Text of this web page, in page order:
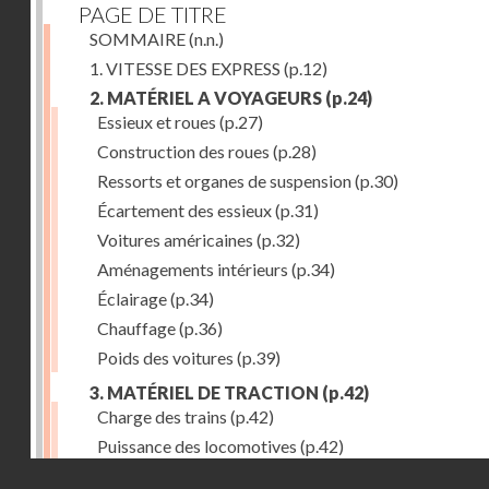
PAGE DE TITRE
SOMMAIRE(n.n.)
1. VITESSE DES EXPRESS (p.12)
2. MATÉRIEL A VOYAGEURS (p.24)
Essieux et roues (p.27)
Construction des roues (p.28)
Ressorts et organes de suspension(p.30)
Écartement des essieux(p.31)
Voitures américaines (p.32)
Aménagements intérieurs (p.34)
Éclairage(p.34)
Chauffage(p.36)
Poids des voitures (p.39)
3. MATÉRIEL DE TRACTION (p.42)
Charge des trains (p.42)
Puissance des locomotives (p.42)